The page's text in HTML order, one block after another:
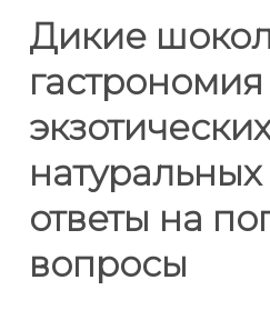
Дикие
гастрономия
экзотических
ответы на
вопросы